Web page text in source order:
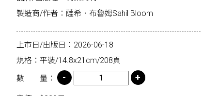
製造商/作者：薩希．布魯姆Sahil Bloom
上市日/出版日：2026-06-18
規格：平裝/14.8x21cm/208頁
數 量：